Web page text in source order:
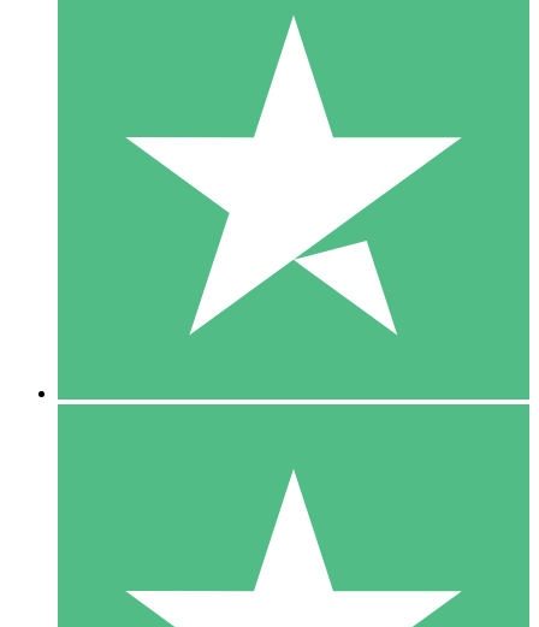
Individuella Kreditpaket
Betala per användning med nedladdningskrediter. Inget
1 Nedladdningar
10 00
10 Nedladdningar
20 00